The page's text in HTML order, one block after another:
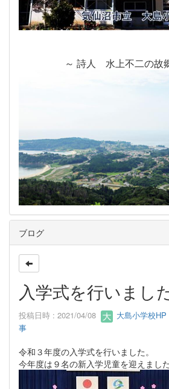
～ 詩人 水上不二の故
ブログ
入学式を行いまし
投稿日時 : 2021/04/08 大島小学校HP
事
令和３年度の入学式を行いました。
今年度は９名の新入学児童を迎えました